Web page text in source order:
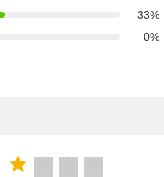
33%
0%